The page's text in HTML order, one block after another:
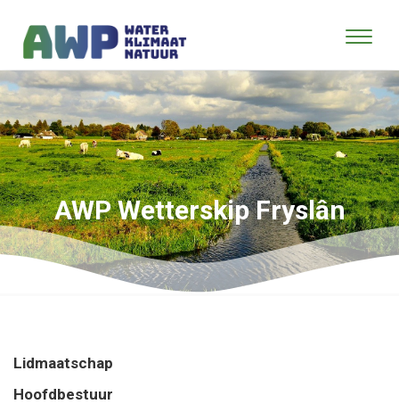
AWP Wetterskip Fryslân
Lidmaatschap
Hoofdbestuur